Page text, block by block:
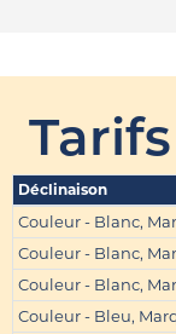
Déclinaison
Couleur - Blanc,
Couleur - Blanc,
Couleur - Blanc,
Couleur - Bleu,